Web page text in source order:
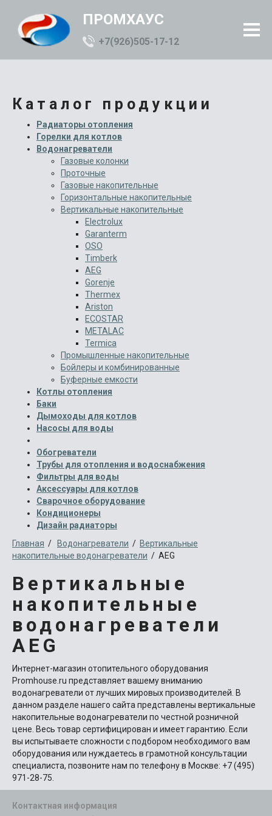
ПРОМХАУС
+7(926)505-17-12
Каталог продукции
Радиаторы отопления
Горелки для котлов
Водонагреватели
Газовые колонки
Проточные
Газовые накопительные
Горизонтальные накопительные
Вертикальные накопительные
Electrolux
Garanterm
OSO
Timberk
AEG
Gorenje
Thermex
Ariston
ECOSTAR
METALAC
Termica
Промышленные накопительные
Бойлеры и комбинированные
Буферные емкости
Котлы отопления
Баки
Дымоходы для котлов
Насосы для воды
Обогреватели
Трубы для отопления и водоснабжения
Фильтры для воды
Аксессуары для котлов
Сварочное оборудование
Кондиционеры
Дизайн радиаторы
Главная / Водонагреватели / Вертикальные
накопительные водонагреватели / AEG
Вертикальные
накопительные
водонагреватели
AEG
Интернет-магазин отопительного оборудования
Promhouse.ru представляет вашему вниманию
водонагреватели от лучших мировых производителей. В
данном разделе нашего сайта представлены вертикальные
накопительные водонагреватели по честной розничной
цене. Весь товар сертифицирован и имеет гарантию. Если
вы испытываете сложности с подбором необходимого вам
оборудования или нуждаетесь в грамотной консультации
специалиста, позвоните нам по телефону в Москве: +7 (495)
971-28-75.
Контактная информация